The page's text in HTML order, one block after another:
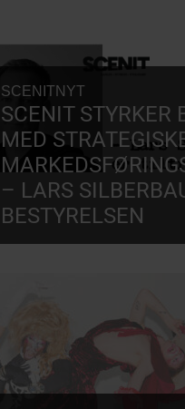
SCENITNYT
SCENIT STYRKER
MED
– LARS
BESTYRELSEN